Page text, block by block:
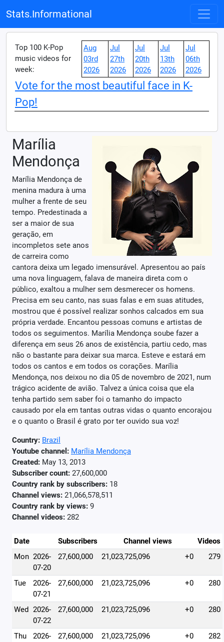
Stats.Informational
Top 100 K-Pop
music videos for
week:
Aug
03rd
2026
Jul
27th
2026
Jul
20th
2026
Jul
13th
2026
Jul
06th
2026
Vote for the most beautiful face in K-
Pop!
Marília
Mendonça
Marília Mendonça de
menina madura à uma
mulher a frente de seu
tempo. Predestinada a
ser a maior de sua
geração, em
incompletos sete anos
de carreira como
cantora deixa um legado imensurável. Apresentou ao país
uma nova linguagem, falava de maneira direta com o
público, exaltou a mulher sem desmerecer os homens.
Precisa em seu canto, nas suas falas e em suas atitudes,
mostrou que é possível realizar sonhos calcados em sua
própria verdade. Encantou pessoas comuns e artistas de
todos os seguimentos. Marília Mendonça soube fazer a
diferença em seus 26 anos de existência, partiu cedo, mas
não o bastante para deixar sua marca. Esteve e estará em
todos os cantos e em todos os corações. Marília
Mendonça, nos deixou no dia 05 de novembro de 2021, num
trágico acidente de avião. Talvez a única coisa que ela
tenha partido sem saber foi o tamanho do impacto
causado por ela em tantas outras vidas o quanto encorajou
e o quanto o Brasil é grato por ter ouvido sua voz!
Country: Brazil
Youtube channel: Marília Mendonça
Created: May 13, 2013
Subscriber count: 27,600,000
Country rank by subscribers: 18
Channel views: 21,066,578,511
Country rank by views: 9
Channel videos: 282
Date Subscribers Channel views
Videos
Mon 2026-
07-20
27,600,000 21,023,725,096 +0 279
Tue
2026-
07-21
27,600,000 21,023,725,096 +0 280
Wed 2026-
07-22
27,600,000 21,023,725,096 +0 280
Thu
2026-
27,600,000 21,023,725,096 +0 282